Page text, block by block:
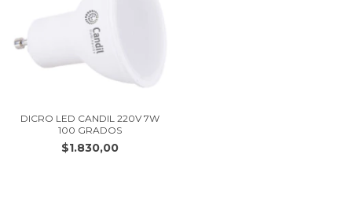
DICRO LED CANDIL 220V 7W
100 GRADOS
$1.830,00